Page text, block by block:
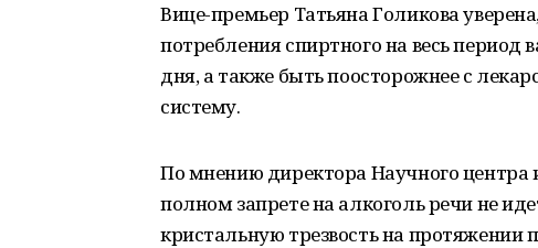
Вице-премьер Татьяна Голикова
потребления спиртного на весь период
дня, а также быть поосторожнее с
систему.
По мнению директора Научного
полном запрете на алкоголь речи не
кристальную трезвость на протяжении